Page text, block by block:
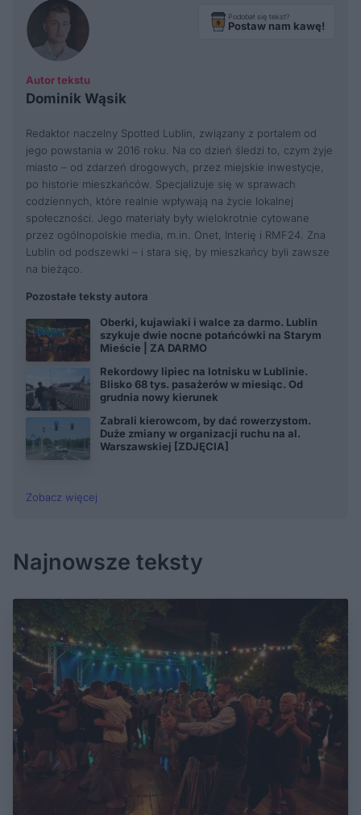
Autor tekstu
Dominik Wąsik
Podobał się tekst?
Postaw nam kawę!
Redaktor naczelny Spotted Lublin, związany z portalem od
jego powstania w 2016 roku. Na co dzień śledzi to, czym żyje
miasto – od zdarzeń drogowych, przez miejskie inwestycje,
po historie mieszkańców. Specjalizuje się w sprawach
codziennych, które realnie wpływają na życie lokalnej
społeczności. Jego materiały były wielokrotnie cytowane
przez ogólnopolskie media, m.in. Onet, Interię i RMF24. Zna
Lublin od podszewki – i stara się, by mieszkańcy byli zawsze
na bieżąco.
Pozostałe teksty autora
Oberki, kujawiaki i walce za darmo. Lublin
szykuje dwie nocne potańcówki na Starym
Mieście | ZA DARMO
Rekordowy lipiec na lotnisku w Lublinie.
Blisko 68 tys. pasażerów w miesiąc. Od
grudnia nowy kierunek
Zabrali kierowcom, by dać rowerzystom.
Duże zmiany w organizacji ruchu na al.
Warszawskiej [ZDJĘCIA]
Zobacz więcej
Najnowsze teksty